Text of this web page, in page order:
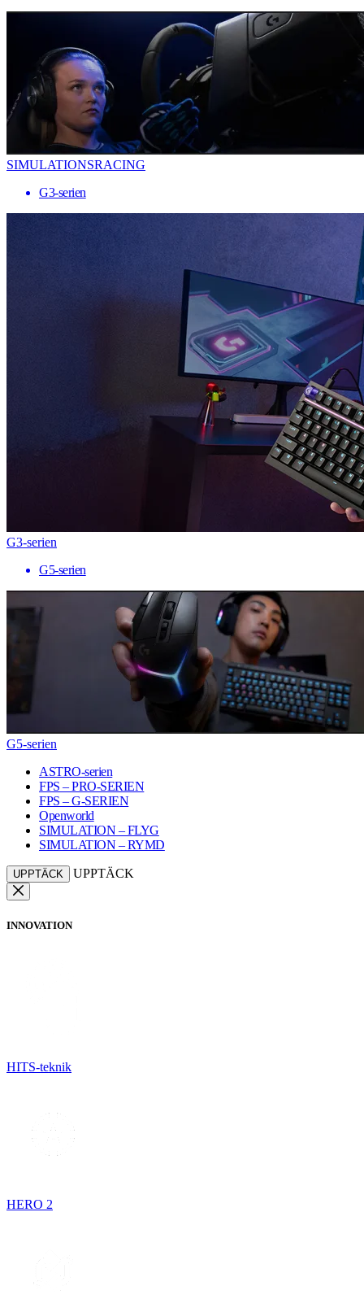
SIMULATIONSRACING
G3-serien
G3-serien
G5-serien
G5-serien
ASTRO-serien
FPS – PRO-SERIEN
FPS – G-SERIEN
Openworld
SIMULATION – FLYG
SIMULATION – RYMD
UPPTÄCK UPPTÄCK
INNOVATION
HITS-teknik
HERO 2